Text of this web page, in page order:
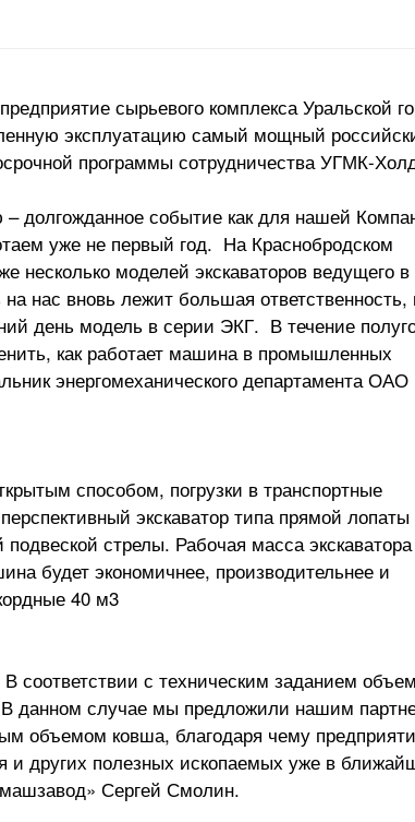
сырьевого комплекса Уральской
эксплуатацию самый мощный
программы сотрудничества УГМК-
долгожданное событие как для нашей
уже не первый год. На Краснобродском
несколько моделей экскаваторов ведущего в
нас вновь лежит большая
день модель в серии ЭКГ. В течение
как работает машина в промышленных
энергомеханического департамента
способом, погрузки в транспортные
экскаватор типа прямой лопаты
стрелы. Рабочая масса
будет экономичнее, производительнее и
40 м3
соответствии с техническим заданием объем
данном случае мы предложили нашим
объемом ковша, благодаря чему
и других полезных ископаемых уже в
Сергей Смолин.